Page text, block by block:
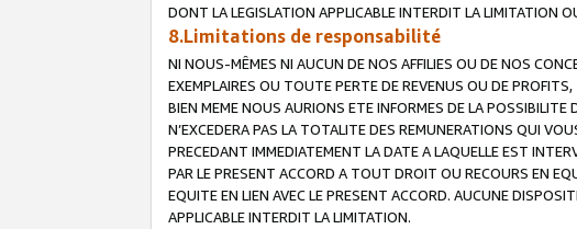
DONT LA LEGISLATION APPLICABLE INTERDIT LA LIMITATION
8.Limitations de responsabilité
NI NOUS-MÊMES NI AUCUN DE NOS AFFILIES OU DE NOS
EXEMPLAIRES OU TOUTE PERTE DE REVENUS OU DE
BIEN MEME NOUS AURIONS ETE INFORMES DE LA
N’EXCEDERA PAS LA TOTALITE DES REMUNERATIONS QUI
PRECEDANT IMMEDIATEMENT LA DATE A LAQUELLE EST
PAR LE PRESENT ACCORD A TOUT DROIT OU RECOURS EN
EQUITE EN LIEN AVEC LE PRESENT ACCORD. AUCUNE
APPLICABLE INTERDIT LA LIMITATION.